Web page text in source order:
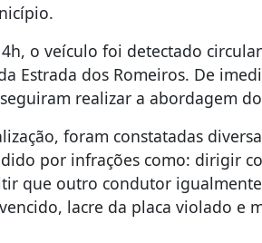
o veículo foi detectado
Estrada dos Romeiros. De
realizar a abordagem
foram constatadas
por infrações como: dirigir
que outro condutor
lacre da placa violado e